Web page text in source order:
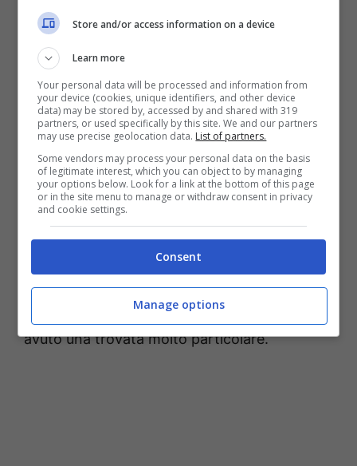
Marge Simpson con Homer – Screenshot Youtube H.J.
Simpson – SoloNotizie24.it
Marge Simpson è la matriarca della famiglia,
colei che cerca di mantenere un po’ la rotta
nel mezzo di tutte le strampalate trovate di
figli e marito. Per quanto riguarda la nascita di
Bart, forse il personaggio più simpatico di
tutta la serie, il creatore Matt Groening ha
avuto una trovata molto particolare.
Store and/or access information on a device
Learn more
Your personal data will be processed and information from
your device (cookies, unique identifiers, and other device
data) may be stored by, accessed by and shared with 319
partners, or used specifically by this site. We and our partners
may use precise geolocation data. List of partners.
Some vendors may process your personal data on the basis
of legitimate interest, which you can object to by managing
your options below. Look for a link at the bottom of this page
or in the site menu to manage or withdraw consent in privacy
and cookie settings.
Consent
Manage options